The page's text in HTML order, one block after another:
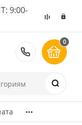
9:00-
8 (495)
0
...